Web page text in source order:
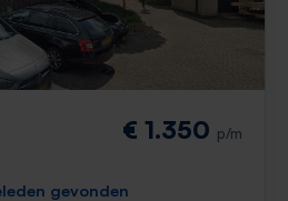
€ 1.350 p/m
gevonden